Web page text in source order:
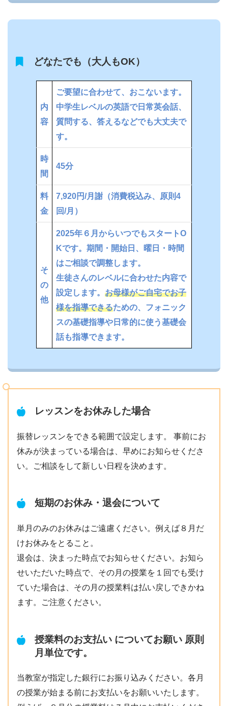
どなたでも（大人もOK）
内
容
ご要望に合わせて、おこないます。
中学生レベルの英語で日常英会話、
質問する、答えるなどでも大丈夫で
す。
時
間
45分
料
金
7,920円/月謝（消費税込み、原則4
回/月）
そ
の
他
2025年６月からいつでもスタートO
Kです。期間・開始日、曜日・時間
はご相談で調整します。
生徒さんのレベルに合わせた内容で
設定します。 お母様がご自宅でお子
様を指導できるための、フォニック
スの基礎指導や日常的に使う基礎会
話も指導できます。
レッスンをお休みした場合
振替レッスンをできる範囲で設定します。 事前にお
休みが決まっている場合は、早めにお知らせくださ
い。ご相談をして新しい日程を決めます。
短期のお休み・退会について
単月のみのお休みはご遠慮ください。例えば８月だ
けお休みをとること。
退会は、決まった時点でお知らせください。お知ら
せいただいた時点で、その月の授業を１回でも受け
ていた場合は、その月の授業料は払い戻しできかね
ます。ご注意ください。
授業料のお支払い についてお願い 原則
月単位です。
当教室が指定した銀行にお振り込みください。各月
の授業が始まる前にお支払いをお願いいたします。